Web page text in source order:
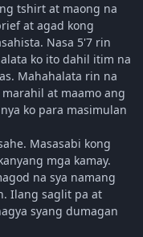
tshirt at maong na
at agad kong
Nasa 5'7 rin
ko ito dahil itim na
Mahahalata rin na
at maamo ang
ko para masimulan
Masasabi kong
mga kamay.
na sya namang
Ilang saglit pa at
syang dumagan